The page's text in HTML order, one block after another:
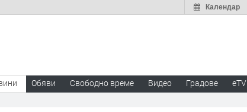
Календар
Обяви Свободно време Видео Градове eTV